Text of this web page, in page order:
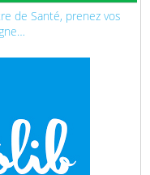
de Santé, prenez vos